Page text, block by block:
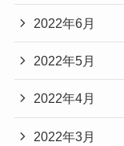
2022年6月
2022年5月
2022年4月
2022年3月